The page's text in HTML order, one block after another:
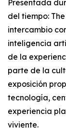
Presentada
del tiempo:
intercambio
inteligencia
de la
parte de la
exposición
tecnología,
experiencia
viviente.